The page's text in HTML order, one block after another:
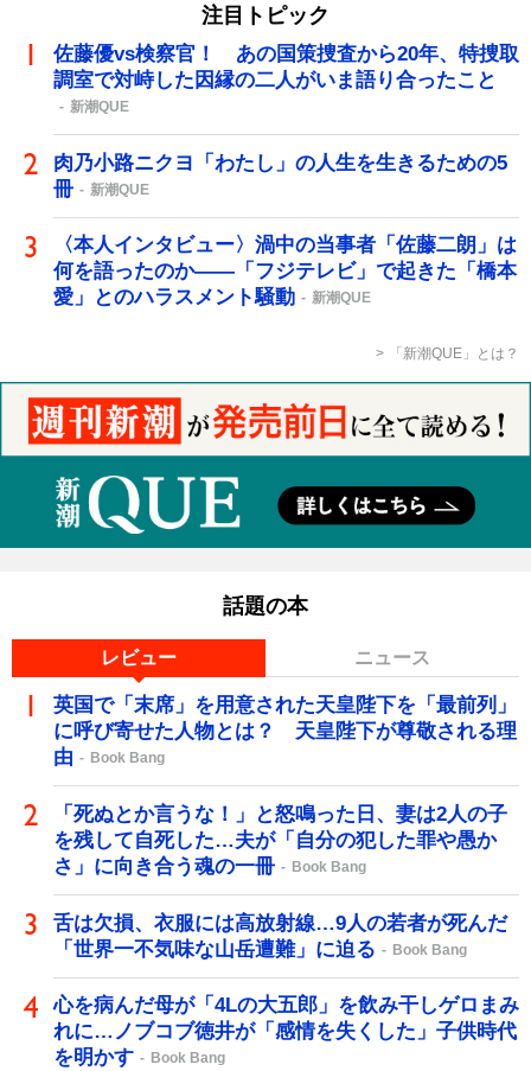
注目トピック
佐藤優vs検察官！ あの国策捜査から20年、特捜取
調室で対峙した因縁の二人がいま語り合ったこと
新潮QUE
肉乃小路ニクヨ「わたし」の人生を生きるための5
冊
新潮QUE
〈本人インタビュー〉渦中の当事者「佐藤二朗」は
何を語ったのか――「フジテレビ」で起きた「橋本
愛」とのハラスメント騒動
新潮QUE
「新潮QUE」とは？
話題の本
レビュー ニュース
英国で「末席」を用意された天皇陛下を「最前列」
に呼び寄せた人物とは？ 天皇陛下が尊敬される理
由
Book Bang
「死ぬとか言うな！」と怒鳴った日、妻は2人の子
を残して自死した…夫が「自分の犯した罪や愚か
さ」に向き合う魂の一冊
Book Bang
舌は欠損、衣服には高放射線…9人の若者が死んだ
「世界一不気味な山岳遭難」に迫る
Book Bang
心を病んだ母が「4Lの大五郎」を飲み干しゲロまみ
れに…ノブコブ徳井が「感情を失くした」子供時代
を明かす
Book Bang